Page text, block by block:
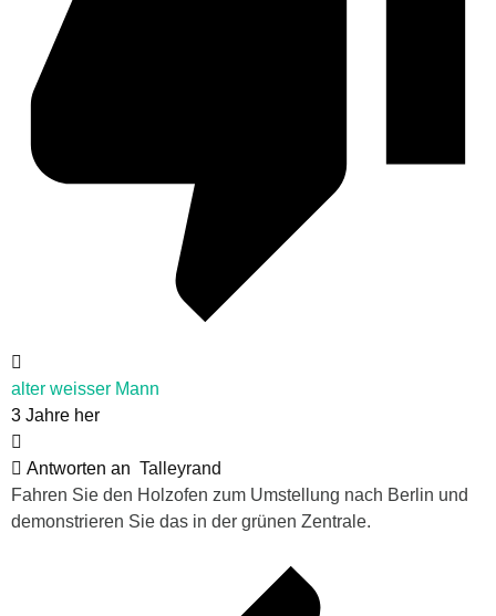
alter weisser Mann
3 Jahre her
Antworten an Talleyrand
Fahren Sie den Holzofen zum Umstellung nach Berlin und
demonstrieren Sie das in der grünen Zentrale.